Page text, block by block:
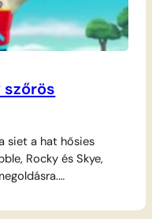
siet a hat hősies
Rocky és Skye,
nagy szőrös
és csak a Mancs